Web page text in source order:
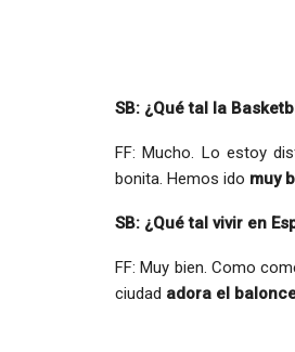
SB: ¿Qué tal la
FF: Mucho. Lo estoy
bonita. Hemos ido muy
SB: ¿Qué tal vivir en
FF: Muy bien. Como
ciudad adora el